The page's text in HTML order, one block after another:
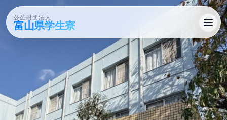
公益財団法人
富山県学生寮